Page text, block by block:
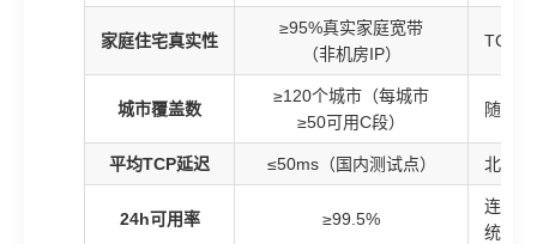
家庭住宅真实性
≥95%真实家庭宽带
（非机房IP）
TCP/
城市覆盖数
≥120个城市（每城市
≥50可用C段）
随机
平均TCP延迟 ≤50ms（国内测试点） 北京
24h可用率 ≥99.5%
连续7
统计